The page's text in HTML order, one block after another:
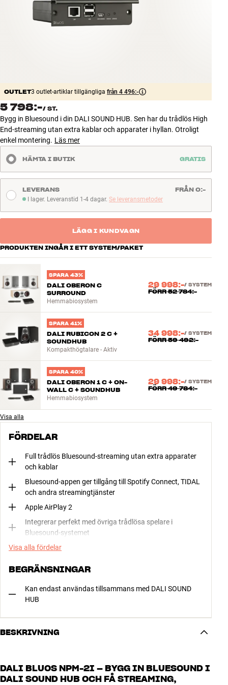
Tillbehör
ERBJUDANDEN
Hitta Butik
Kundtjänst
Logga in
Kundtjänst
Bygg med ljud
Företag
OUTLET3 outlet-artiklar tillgängliga från 4 496:-
5 798:-/ ST.
Bygg in Bluesound i din DALI SOUND HUB. Sen har du trådlös High
End-streaming utan extra kablar och apparater i hyllan. Otroligt
enkel montering. Läs mer
HÄMTA I BUTIK GRATIS
I lager. Leveranstid 1-4 dagar
I lager. Leveranstid 1-4 dagar. Se leveransmetoder
LEVERANS FRÅN 0:-
LÄGG I KUNDVAGN
PRODUKTEN INGÅR I ETT SYSTEM/PAKET
SPARA 43%
DALI OBERON C
SURROUND
Hemmabiosystem
29 998:-/ SYSTEM
FÖRR52 784:-
SPARA 41%
DALI RUBICON 2 C +
SOUNDHUB
Kompakthögtalare - Aktiv
34 998:-/ SYSTEM
FÖRR59 492:-
SPARA 40%
DALI OBERON 1 C + ON-
WALL C + SOUNDHUB
Hemmabiosystem
29 998:-/ SYSTEM
FÖRR49 784:-
Visa alla
FÖRDELAR
Full trådlös Bluesound-streaming utan extra apparater
och kablar
Bluesound-appen ger tillgång till Spotify Connect, TIDAL
och andra streamingtjänster
Apple AirPlay 2
Integrerar perfekt med övriga trådlösa spelare i
Bluesound-systemet
Visa alla fördelar
BEGRÄNSNINGAR
Kan endast användas tillsammans med DALI SOUND
HUB
BESKRIVNING
DALI BLUOS NPM-2I – BYGG IN BLUESOUND I
DALI SOUND HUB OCH FÅ STREAMING,